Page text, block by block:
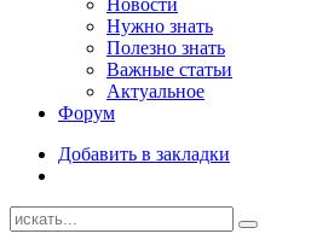
Новости
Нужно знать
Полезно знать
Важные статьи
Актуальное
Форум
Добавить в закладки